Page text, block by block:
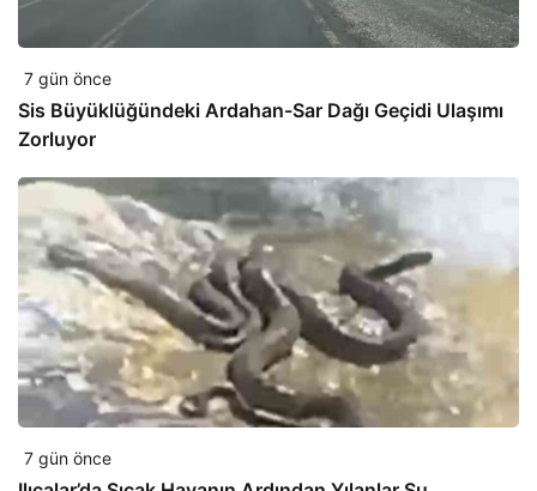
7 gün önce
Sis Büyüklüğündeki Ardahan-Sar Dağı Geçidi Ulaşımı
Zorluyor
7 gün önce